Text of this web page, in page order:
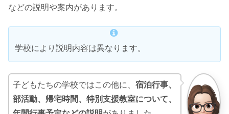
などの説明や案内があります。
学校により説明内容は異なります。
子どもたちの学校ではこの他に、 宿泊行事、
部活動、帰宅時間、特別支援教室について、